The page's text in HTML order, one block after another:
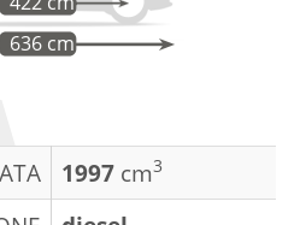
636 cm
1997 cm3